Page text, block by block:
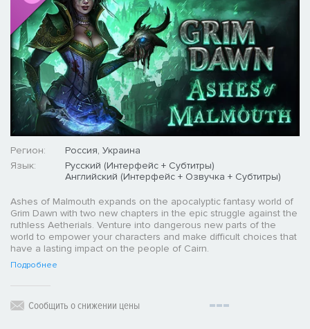
Регион:
Россия, Украина
Язык:
Русский (Интерфейс + Субтитры)
Английский (Интерфейс + Озвучка + Субтитры)
Ashes of Malmouth expands on the apocalyptic fantasy world of
Grim Dawn with two new chapters in the epic struggle against the
ruthless Aetherials. Venture into dangerous new parts of the
world to empower your characters and make difficult choices that
have a lasting impact on the people of Cairn.
Подробнее
Сообщить о снижении цены